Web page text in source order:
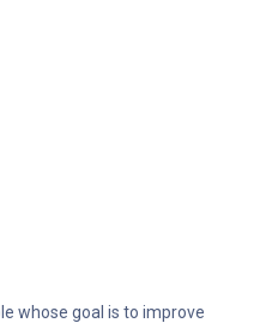
whose goal is to improve